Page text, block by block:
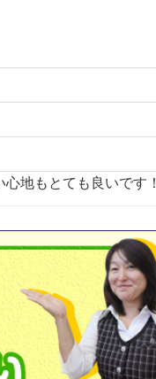
地もとても良いです！